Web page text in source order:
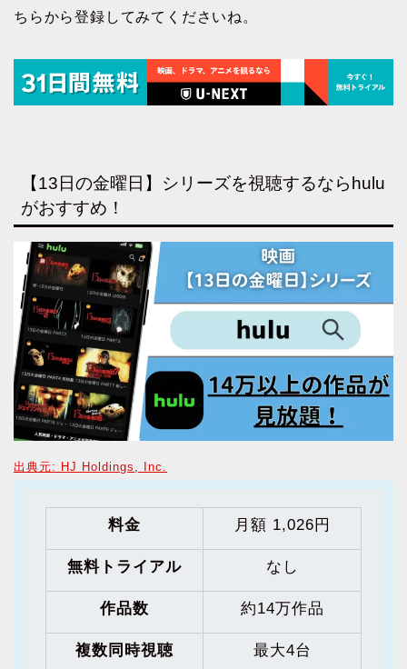
ちらから登録してみてくださいね。
【13日の金曜日】シリーズを視聴するならhulu
がおすすめ！
出典元: HJ Holdings, Inc.
料金 月額 1,026円
無料トライアル なし
作品数 約14万作品
複数同時視聴 最大4台